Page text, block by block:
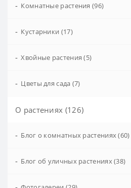
- Комнатные растения (96)
- Кустарники (17)
- Хвойные растения (5)
- Цветы для сада (7)
О растениях (126)
- Блог о комнатных растениях (60)
- Блог об уличных растениях (38)